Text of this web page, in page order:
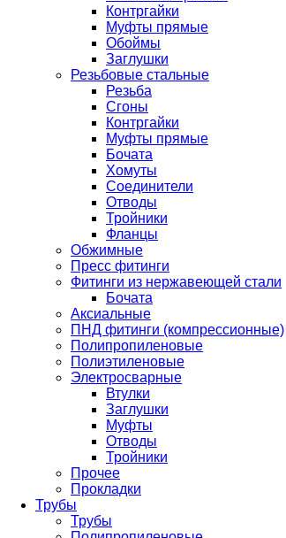
Контргайки
Муфты прямые
Обоймы
Заглушки
Резьбовые стальные
Резьба
Сгоны
Контргайки
Муфты прямые
Бочата
Хомуты
Соединители
Отводы
Тройники
Фланцы
Обжимные
Пресс фитинги
Фитинги из нержавеющей стали
Бочата
Аксиальные
ПНД фитинги (компрессионные)
Полипропиленовые
Полиэтиленовые
Электросварные
Втулки
Заглушки
Муфты
Отводы
Тройники
Прочее
Прокладки
Трубы
Трубы